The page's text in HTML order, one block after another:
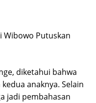
diketahui bahwa
anaknya. Selain
jadi pembahasan